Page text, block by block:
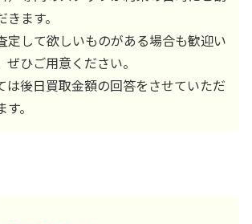
ます。
定して欲しいものがある場合も歓迎い
ぜひご用意ください。
後日買取金額の回答をさせていただ
。